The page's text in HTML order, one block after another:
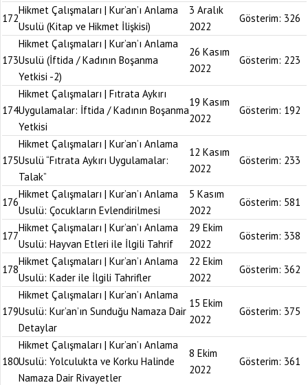
172
Hikmet Çalışmaları | Kur’an’ı Anlama
Usulü (Kitap ve Hikmet İlişkisi)
3 Aralık
2022
Gösterim: 326
173
Hikmet Çalışmaları | Kur’an’ı Anlama
Usulü (İftida / Kadının Boşanma
Yetkisi -2)
26 Kasım
2022
Gösterim: 223
174
Hikmet Çalışmaları | Fıtrata Aykırı
Uygulamalar: İftida / Kadının Boşanma
Yetkisi
19 Kasım
2022
Gösterim: 192
175
Hikmet Çalışmaları | Kur’an’ı Anlama
Usulü “Fıtrata Aykırı Uygulamalar:
Talak”
12 Kasım
2022
Gösterim: 233
176
Hikmet Çalışmaları | Kur’an’ı Anlama
Usulü: Çocukların Evlendirilmesi
5 Kasım
2022
Gösterim: 581
177
Hikmet Çalışmaları | Kur’an’ı Anlama
Usulü: Hayvan Etleri ile İlgili Tahrif
29 Ekim
2022
Gösterim: 338
178
Hikmet Çalışmaları | Kur’an’ı Anlama
Usulü: Kader ile İlgili Tahrifler
22 Ekim
2022
Gösterim: 362
179
Hikmet Çalışmaları | Kur’an’ı Anlama
Usulü: Kur’an’ın Sunduğu Namaza Dair
Detaylar
15 Ekim
2022
Gösterim: 375
180
Hikmet Çalışmaları | Kur’an’ı Anlama
Usulü: Yolculukta ve Korku Halinde
Namaza Dair Rivayetler
8 Ekim
2022
Gösterim: 361